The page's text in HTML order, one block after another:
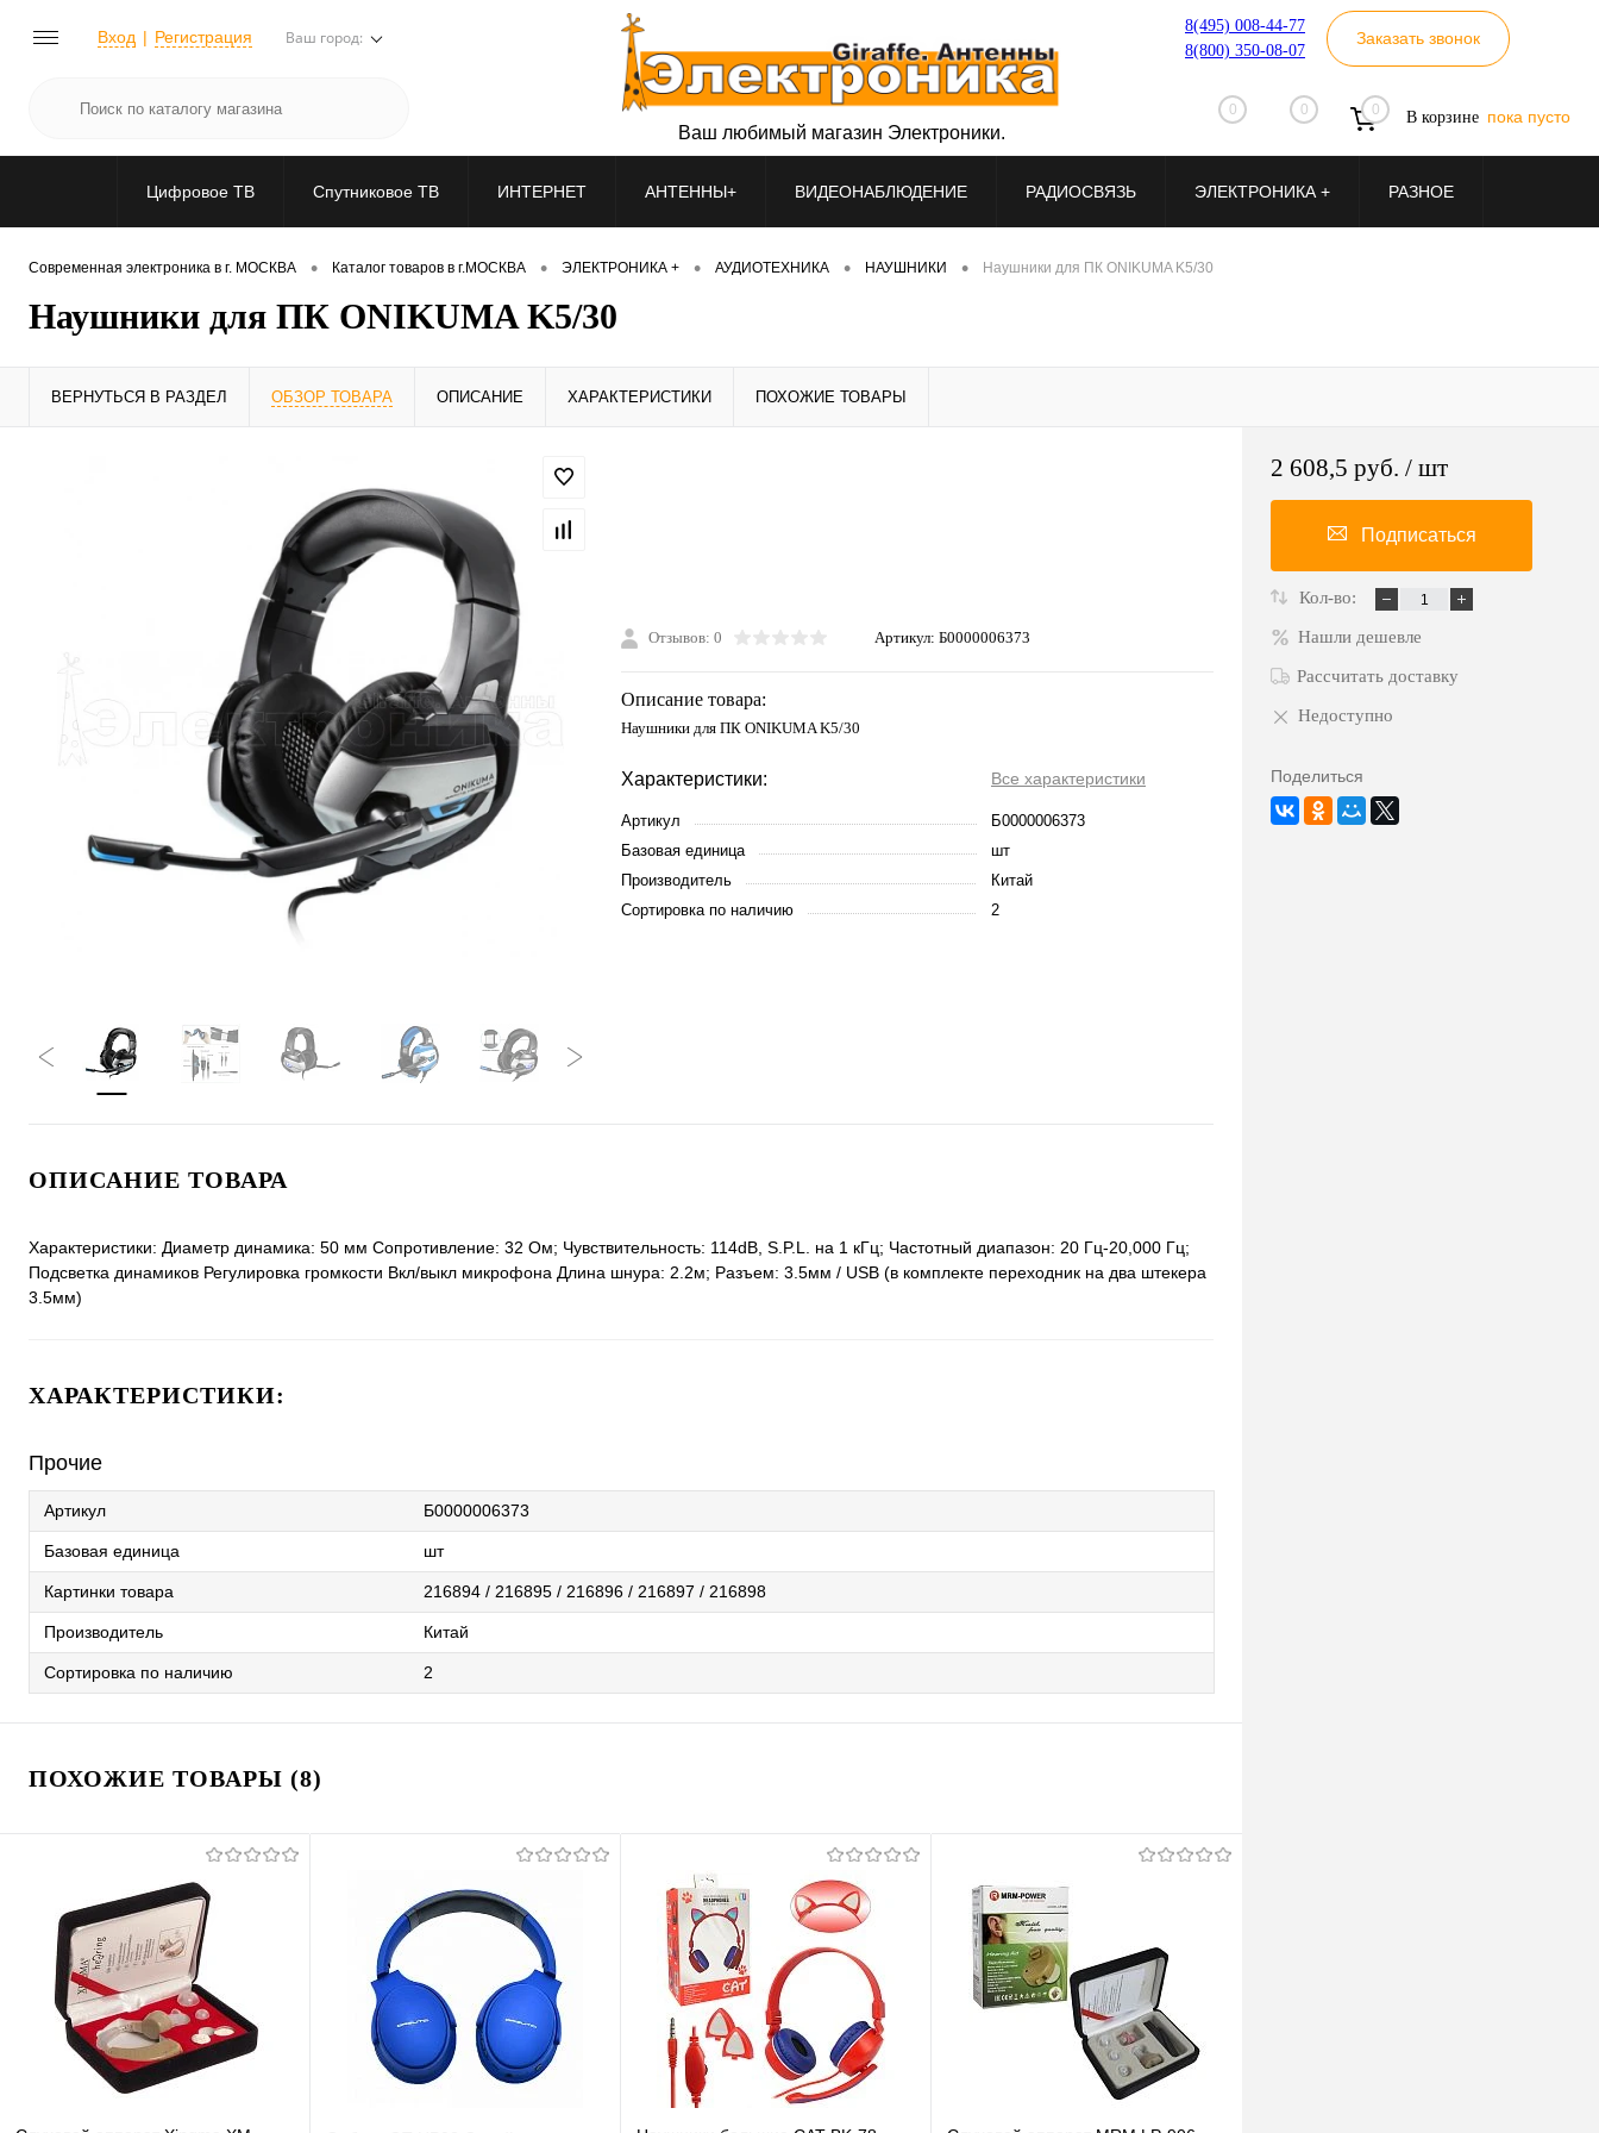
Вход Регистрация Ваш город:
8(495) 008-44-77
8(800) 350-08-07
Заказать звонок
0 0 0 В корзине пока пусто
Ваш любимый магазин Электроники.
Цифровое ТВ Спутниковое ТВ ИНТЕРНЕТ АНТЕННЫ+ ВИДЕОНАБЛЮДЕНИЕ РАДИОСВЯЗЬ ЭЛЕКТРОНИКА + РАЗНОЕ
Современная электроника в г. МОСКВА • Каталог товаров в г.МОСКВА • ЭЛЕКТРОНИКА + • АУДИОТЕХНИКА • НАУШНИКИ • Наушники для ПК ONIKUMA K5/30
Наушники для ПК ONIKUMA K5/30
ВЕРНУТЬСЯ В РАЗДЕЛ ОБЗОР ТОВАРА ОПИСАНИЕ ХАРАКТЕРИСТИКИ ПОХОЖИЕ ТОВАРЫ
Отзывов: 0 Артикул: Б0000006373
Описание товара:
Наушники для ПК ONIKUMA K5/30
Характеристики: Все характеристики
Артикул
Б0000006373
Базовая единица
шт
Производитель
Китай
Сортировка по наличию
2
ОПИСАНИЕ ТОВАРА
Характеристики: Диаметр динамика: 50 мм Сопротивление: 32 Ом; Чувствительность: 114dB, S.P.L. на 1 кГц; Частотный диапазон: 20 Гц-20,000 Гц;
Подсветка динамиков Регулировка громкости Вкл/выкл микрофона Длина шнура: 2.2м; Разъем: 3.5мм / USB (в комплекте переходник на два штекера
3.5мм)
ХАРАКТЕРИСТИКИ:
Прочие
Артикул Б0000006373
Базовая единица шт
Картинки товара 216894 / 216895 / 216896 / 216897 / 216898
Производитель Китай
Сортировка по наличию 2
ПОХОЖИЕ ТОВАРЫ (8)
2 608,5 руб. / шт
Подписаться
Кол-во:
Нашли дешевле
Рассчитать доставку
Недоступно
Поделиться